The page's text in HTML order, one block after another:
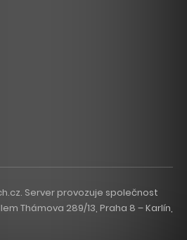
Server provozuje společnost
Thámova 289/13, Praha 8 – Karlín,